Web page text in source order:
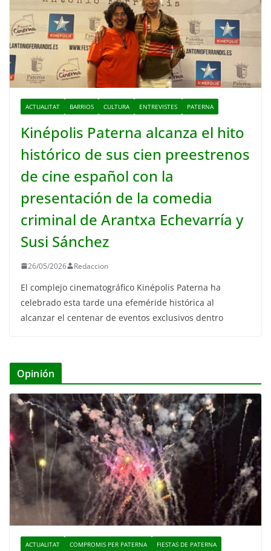
ACTUALITAT BARRIOS CULTURA ENTREVISTES PATERNA
Kinépolis Paterna alcanza el hito
histórico de sus cien preestrenos
de cine español con la
presentación de la comedia
criminal de Arantxa Echevarría y
Susi Sánchez
26/05/2026 Redaccion
El complejo cinematográfico Kinépolis Paterna ha
celebrado esta tarde una efeméride histórica al
alcanzar el centenar de eventos exclusivos dentro
Opinión
ACTUALITAT COMPROMIS PER PATERNA
FIESTAS DE PATERNA